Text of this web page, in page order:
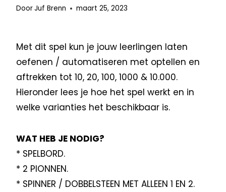
DoorJuf Brenn maart 25, 2023
Met dit spel kun je jouw leerlingen laten
oefenen / automatiseren met optellen en
aftrekken tot 10, 20, 100, 1000 & 10.000.
Hieronder lees je hoe het spel werkt en in
welke varianties het beschikbaar is.
WAT HEB JE NODIG?
* SPELBORD.
* 2 PIONNEN.
* SPINNER / DOBBELSTEEN MET ALLEEN 1 EN 2.